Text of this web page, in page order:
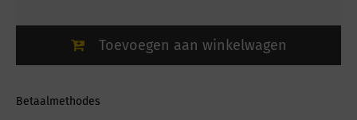
Toevoegen aan winkelwagen
Betaalmethodes